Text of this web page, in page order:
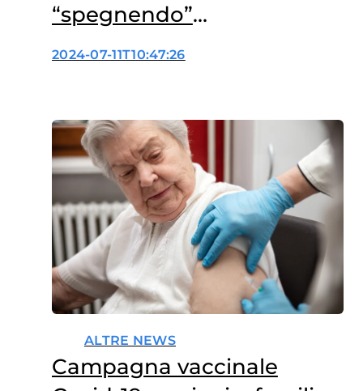
“spegnendo”
l’infiammazione?
2024-07-11T10:47:26
ALTRE NEWS
Campagna vaccinale